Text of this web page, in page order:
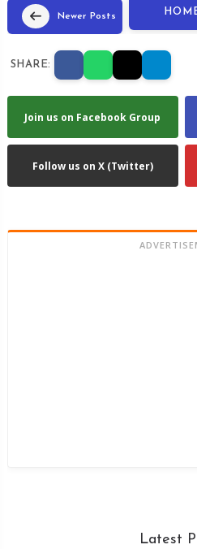
Newer Posts
SHARE:
Join us on Facebook Group
Follow us on X (Twitter)
Latest